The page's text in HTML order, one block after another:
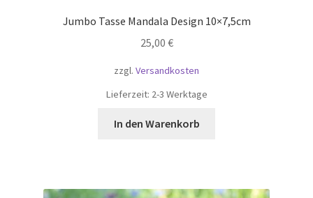
Jumbo Tasse Mandala Design 10×7,5cm
25,00 €
zzgl. Versandkosten
Lieferzeit: 2-3 Werktage
In den Warenkorb